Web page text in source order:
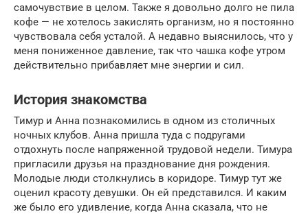
самочувствие в целом. Также я довольно долго не пила
кофе — не хотелось закислять организм, но я постоянно
чувствовала себя усталой. А недавно выяснилось, что у
меня пониженное давление, так что чашка кофе утром
действительно прибавляет мне энергии и сил.
История знакомства
Тимур и Анна познакомились в одном из столичных
ночных клубов. Анна пришла туда с подругами
отдохнуть после напряженной трудовой недели. Тимура
пригласили друзья на празднование дня рождения.
Молодые люди столкнулись в коридоре. Тимур тут же
оценил красоту девушки. Он ей представился. И каким
же было его удивление, когда Анна сказала, что не